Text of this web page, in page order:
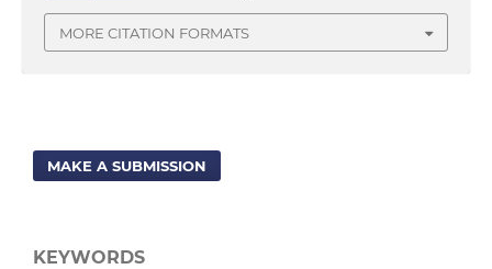
MORE CITATION FORMATS
MAKE A SUBMISSION
KEYWORDS